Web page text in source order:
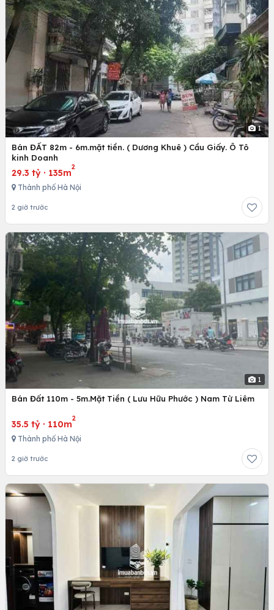
1
Bán ĐẤT 82m - 6m.mặt tiền. ( Dương Khuê ) Cầu Giấy. Ô Tô
kinh Doanh
29.3 tỷ · 135m
2
Thành phố Hà Nội
2 giờ trước
1
Bán Đất 110m - 5m.Mặt Tiền ( Lưu Hữu Phước ) Nam Từ Liêm
35.5 tỷ · 110m
2
Thành phố Hà Nội
2 giờ trước